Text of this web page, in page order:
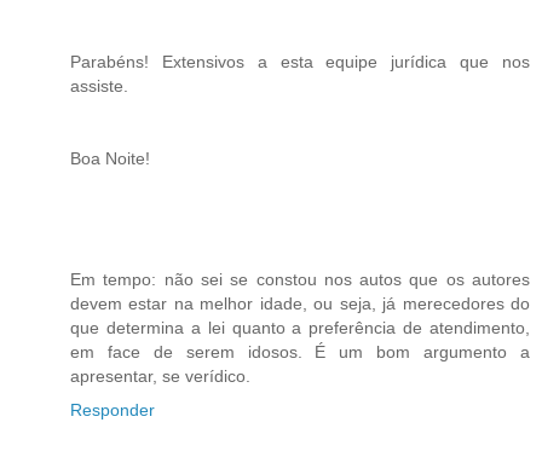
Parabéns! Extensivos a esta equipe jurídica que nos
assiste.
Boa Noite!
Em tempo: não sei se constou nos autos que os autores
devem estar na melhor idade, ou seja, já merecedores do
que determina a lei quanto a preferência de atendimento,
em face de serem idosos. É um bom argumento a
apresentar, se verídico.
Responder